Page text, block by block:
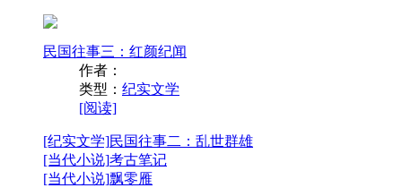
民国往事三：红颜纪闻
作者：
类型： 纪实文学
[阅读]
[纪实文学]民国往事二：乱世群雄
[当代小说]考古笔记
[当代小说]飘零雁